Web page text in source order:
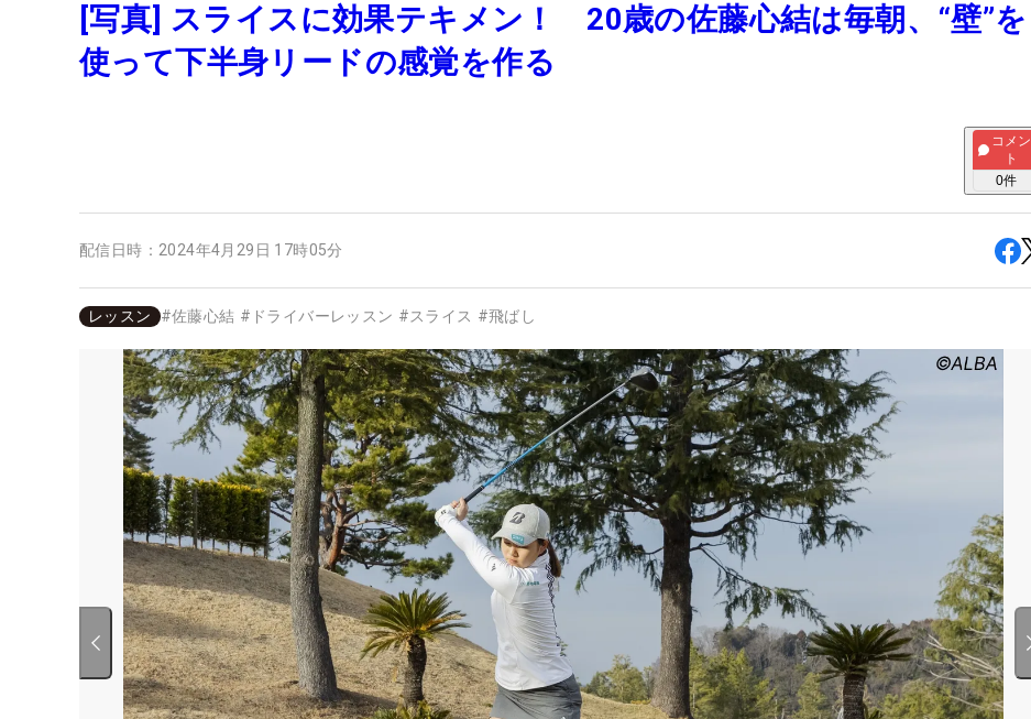
[写真] スライスに効果テキメン！ 20歳の佐藤心結は毎朝、“壁”を
使って下半身リードの感覚を作る
コメン
ト
0件
配信日時： 2024年4月29日 17時05分
レッスン #佐藤心結 # ドライバーレッスン #スライス #飛ばし